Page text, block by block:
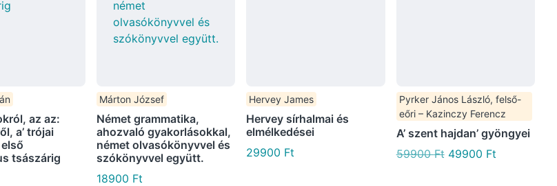
az az:
a’ trójai
tsászárig
Márton József
Német grammatika,
ahozvaló gyakorlásokkal,
német olvasókönyvvel és
szókönyvvel együtt.
18900 Ft
Hervey James
Hervey sírhalmai és
elmélkedései
29900 Ft
Pyrker János László, felső-
eőri – Kazinczy Ferencz
A’ szent hajdan’ gyöngyei
59900Ft 49900 Ft